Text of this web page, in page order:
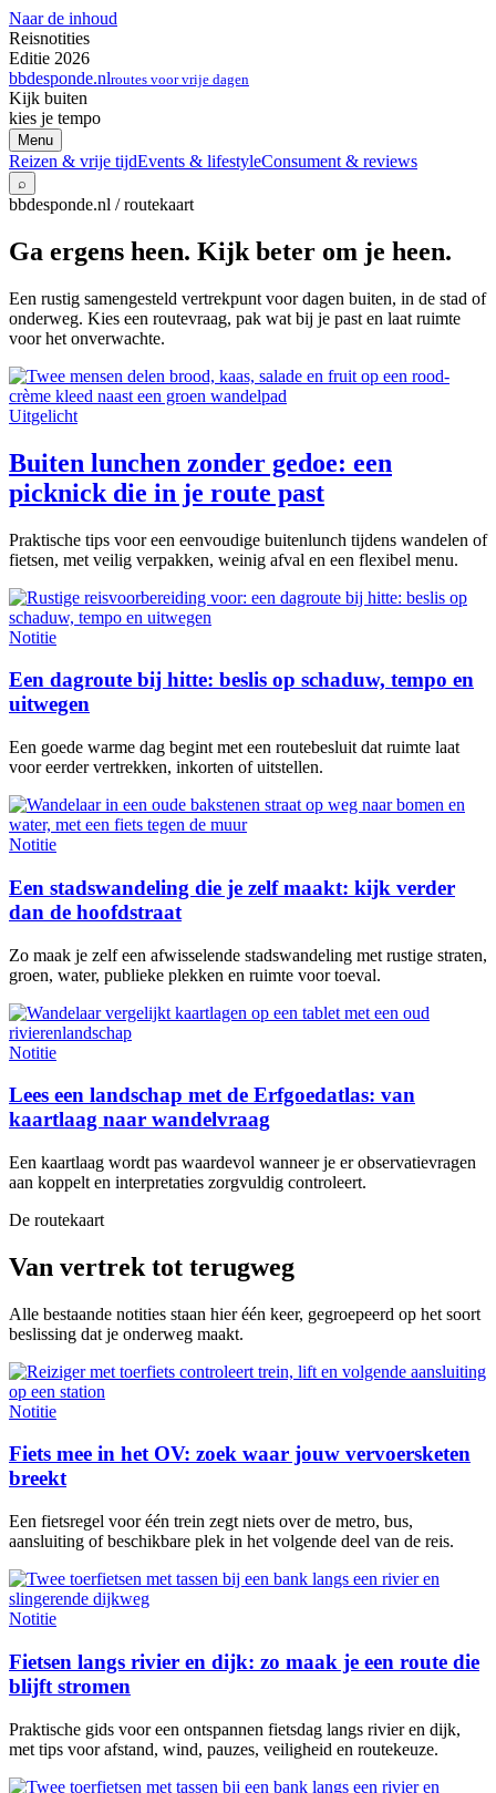
Naar de inhoud
Reisnotities
Editie 2026
bbdesponde.nlroutes voor vrije dagen
Kijk buiten
kies je tempo
Menu
Reizen & vrije tijdEvents & lifestyleConsument & reviews
⌕
bbdesponde.nl / routekaart
Ga ergens heen. Kijk beter om je heen.
Een rustig samengesteld vertrekpunt voor dagen buiten, in de stad of
onderweg. Kies een routevraag, pak wat bij je past en laat ruimte
voor het onverwachte.
Uitgelicht
Buiten lunchen zonder gedoe: een
picknick die in je route past
Praktische tips voor een eenvoudige buitenlunch tijdens wandelen of
fietsen, met veilig verpakken, weinig afval en een flexibel menu.
Notitie
Een dagroute bij hitte: beslis op schaduw, tempo en
uitwegen
Een goede warme dag begint met een routebesluit dat ruimte laat
voor eerder vertrekken, inkorten of uitstellen.
Notitie
Een stadswandeling die je zelf maakt: kijk verder
dan de hoofdstraat
Zo maak je zelf een afwisselende stadswandeling met rustige straten,
groen, water, publieke plekken en ruimte voor toeval.
Notitie
Lees een landschap met de Erfgoedatlas: van
kaartlaag naar wandelvraag
Een kaartlaag wordt pas waardevol wanneer je er observatievragen
aan koppelt en interpretaties zorgvuldig controleert.
De routekaart
Van vertrek tot terugweg
Alle bestaande notities staan hier één keer, gegroepeerd op het soort
beslissing dat je onderweg maakt.
Notitie
Fiets mee in het OV: zoek waar jouw vervoersketen
breekt
Een fietsregel voor één trein zegt niets over de metro, bus,
aansluiting of beschikbare plek in het volgende deel van de reis.
Notitie
Fietsen langs rivier en dijk: zo maak je een route die
blijft stromen
Praktische gids voor een ontspannen fietsdag langs rivier en dijk,
met tips voor afstand, wind, pauzes, veiligheid en routekeuze.